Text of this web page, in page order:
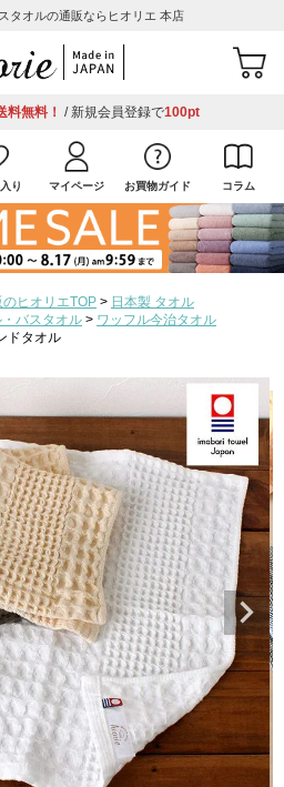
タオルの通販ならヒオリエ 本店
料無料！ / 新規会員登録で100pt
り マイページ お買物ガイド コラム
ヒオリエTOP
日本製 タオル
バスタオル
ワッフル今治タオル
ドタオル